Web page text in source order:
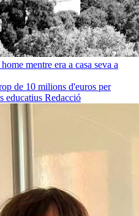
mentre era a casa seva a
de 10 milions d'euros per
educatius Redacció